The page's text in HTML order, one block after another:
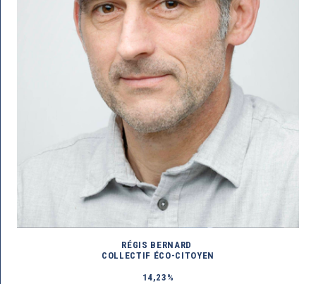
RÉGIS BERNARD
COLLECTIF ÉCO-CITOYEN
14,23%